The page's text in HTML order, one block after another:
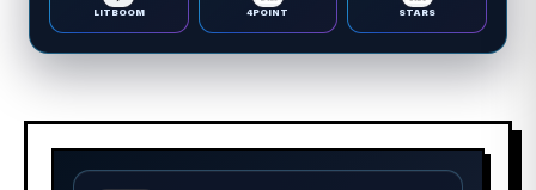
LITBOOM 4POINT STARS